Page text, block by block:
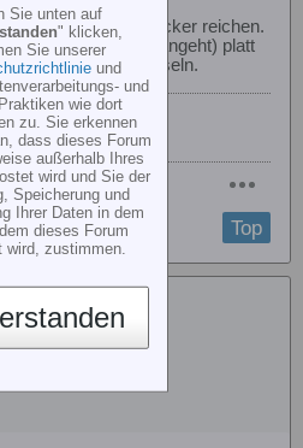
sollten da locker reichen.
was am Motor rangeht) platt
das zu wechseln.
Top
Sie unten auf
" klicken,
Sie unserer
und
und
wie dort
zu. Sie erkennen
dass dieses Forum
außerhalb Ihres
wird und Sie der
Speicherung und
Ihrer Daten in dem
dieses Forum
wird, zustimmen.